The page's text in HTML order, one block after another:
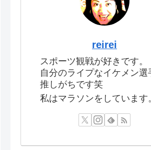
reirei
スポーツ観戦が好きです。
自分のライプなイケメン選
推しがちです笑
私はマラソンをしています